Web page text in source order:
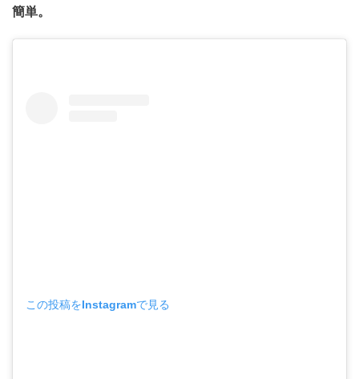
簡単。
この投稿をInstagramで見る